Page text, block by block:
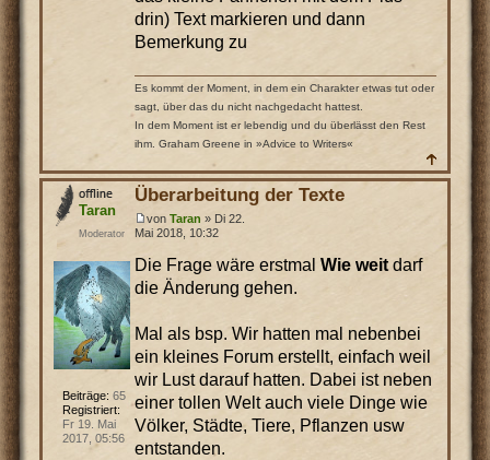
drin) Text markieren und dann
Bemerkung zu
Es kommt der Moment, in dem ein Charakter etwas tut oder
sagt, über das du nicht nachgedacht hattest.
In dem Moment ist er lebendig und du überlässt den Rest
ihm. Graham Greene in »Advice to Writers«
Überarbeitung der Texte
von Taran » Di 22.
Mai 2018, 10:32
Die Frage wäre erstmal Wie weitdarf
die Änderung gehen.
Mal als bsp. Wir hatten mal nebenbei
ein kleines Forum erstellt, einfach weil
wir Lust darauf hatten. Dabei ist neben
einer tollen Welt auch viele Dinge wie
Völker, Städte, Tiere, Pflanzen usw
entstanden.
Taran
Moderator
Beiträge: 65
Registriert:
Fr 19. Mai
2017, 05:56